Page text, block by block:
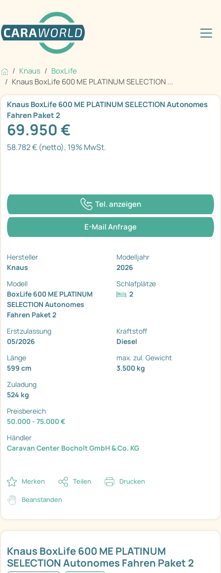
Knaus
BoxLife
Knaus BoxLife 600 ME PLATINUM SELECTION ...
Knaus BoxLife 600 ME PLATINUM
SELECTION Autonomes Fahren Paket 2
Knaus BoxLife 600 ME PLATINUM SELECTION Autonomes
Fahren Paket 2
69.950 €
58.782 € (netto), 19% MwSt.
Tel. anzeigen
E-Mail Anfrage
Hersteller
Knaus
Modelljahr
2026
Modell
BoxLife 600 ME PLATINUM
SELECTION Autonomes
Fahren Paket 2
Schlafplätze
2
Erstzulassung
05/2026
Kraftstoff
Diesel
Länge
599 cm
max. zul. Gewicht
3.500 kg
Zuladung
524 kg
Preisbereich
50.000 - 75.000 €
Händler
Caravan Center Bocholt GmbH & Co. KG
Merken Teilen Drucken
Beanstanden